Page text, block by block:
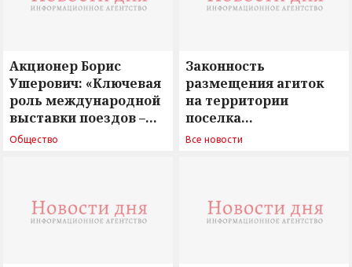
Акционер Борис
Ушерович: «Ключевая
роль международной
выставки поездов –
поиск ответов на
Общество
Законность
размещения агиток
на территории
поселка
Новосергиевка
Все новости